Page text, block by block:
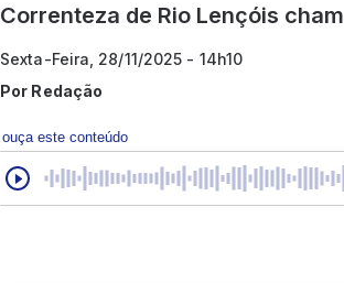
Correnteza de Rio Lençóis
Sexta-Feira, 28/11/2025 - 14h10
Por Redação
ouça este conteúdo